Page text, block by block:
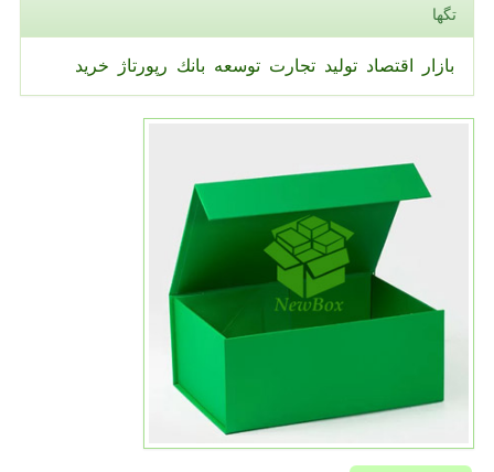
تگها
بازار اقتصاد تولید تجارت توسعه بانك رپورتاژ خرید